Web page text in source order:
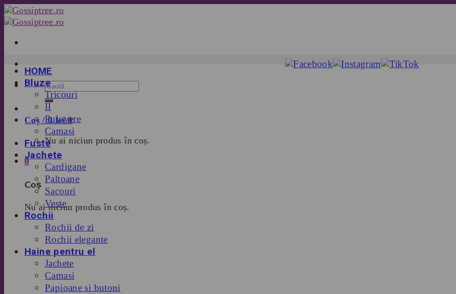
Skip
to
Coș /0lei 0
Nu ai niciun produs în coș.
0
Coș
Nu ai niciun produs în coș.
HOME
Bluze
Tricouri
II
Pulovere
Camasi
Fuste
Jachete
Cardigane
Paltoane
Sacouri
Veste
Rochii
Rochii de zi
Rochii elegante
Haine pentru el
Jachete
Camasi
Papioane si butoni